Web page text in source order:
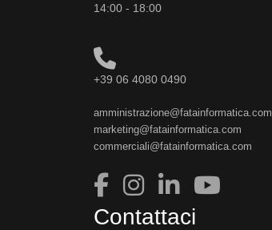
14:00 - 18:00
+39 06 4080 0490
amministrazione@fatainformatica.com
marketing@fatainformatica.com
commerciali@fatainformatica.com
Contattaci